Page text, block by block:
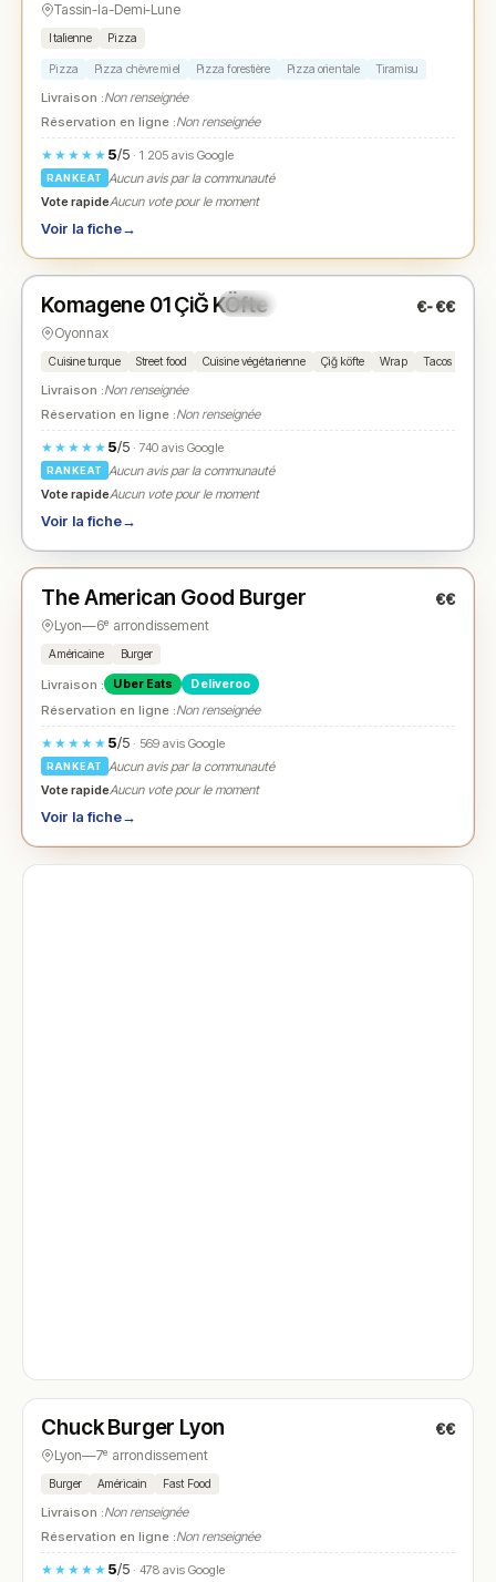
Tassin-la-Demi-Lune
Italienne Pizza
Pizza Pizza chèvre miel Pizza forestière Pizza orientale Tiramisu
Livraison :Non renseignée
Réservation en ligne :Non renseignée
★★★★★ 5/5· 1 205 avis Google
RANKEAT
Aucun avis par la communauté
Vote rapideAucun vote pour le moment
Voir la fiche→
★ N° 2
Komagene 01 ÇiĞ KÖfte €-€€
Oyonnax
Cuisine turque Street food Cuisine végétarienne Çiğ köfte Wrap Tacos
Livraison :Non renseignée
Réservation en ligne :Non renseignée
★★★★★ 5/5· 740 avis Google
RANKEAT
Aucun avis par la communauté
Vote rapideAucun vote pour le moment
Voir la fiche→
N° 3
The American Good Burger €€
Lyon—6ᵉ arrondissement
Américaine Burger
Livraison : Uber Eats Deliveroo
Réservation en ligne :Non renseignée
★★★★★ 5/5· 569 avis Google
RANKEAT
Aucun avis par la communauté
Vote rapideAucun vote pour le moment
Voir la fiche→
N° 4
Chuck Burger Lyon €€
Lyon—7ᵉ arrondissement
Burger Américain Fast Food
Livraison :Non renseignée
Réservation en ligne :Non renseignée
★★★★★ 5/5· 478 avis Google